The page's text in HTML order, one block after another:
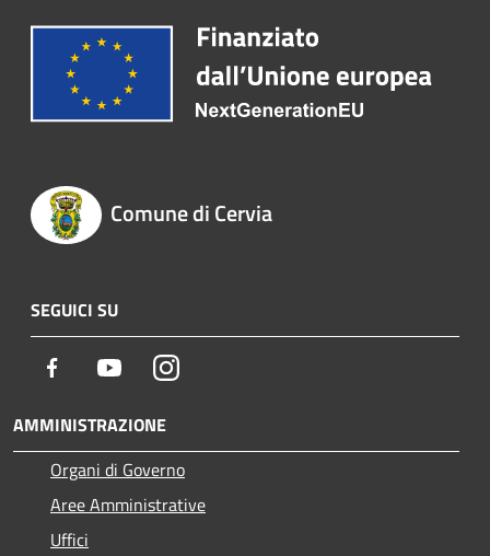
Comune di Cervia
SEGUICI SU
Facebook YoutubeInstagram
AMMINISTRAZIONE
Organi di Governo
Aree Amministrative
Uffici